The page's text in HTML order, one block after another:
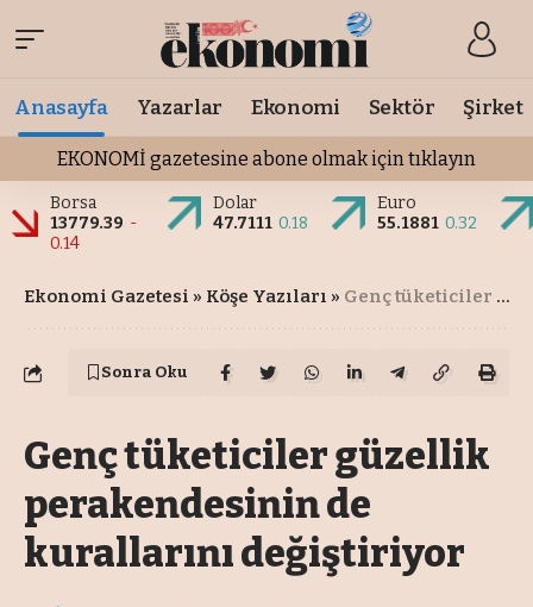
Anasayfa Yazarlar Ekonomi Sektör Şirket
EKONOMİ gazetesine abone olmak için tıklayın
Borsa
13779.39 -
0.14
Dolar
47.7111 0.18
Euro
55.1881 0.32
Ekonomi Gazetesi » Köşe Yazıları » Genç tüketiciler güzellik perakendesinin de kurallarını değiştiriyor
Sonra Oku
Genç tüketiciler güzellik
perakendesinin de
kurallarını değiştiriyor